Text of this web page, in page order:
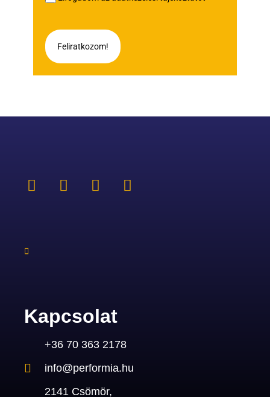
Feliratkozom!
Kapcsolat
+36 70 363 2178
info@performia.hu
2141 Csömör,